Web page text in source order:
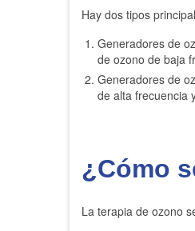
Hay dos tipos
Generadores de
de ozono de baja
Generadores de
de alta frecuencia
¿Cómo
La terapia de ozono